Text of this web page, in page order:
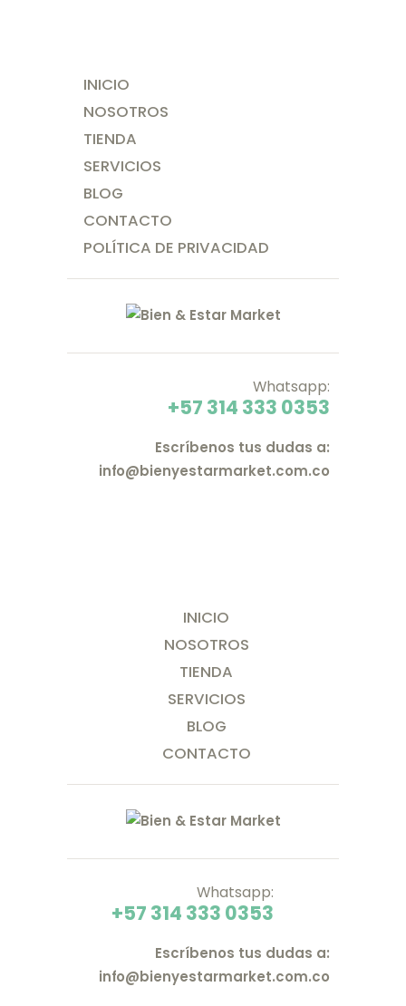
INICIO
NOSOTROS
TIENDA
SERVICIOS
BLOG
CONTACTO
POLÍTICA DE PRIVACIDAD
Whatsapp:
+57 314 333 0353
Escríbenos tus dudas a:
info@bienyestarmarket.com.co
INICIO
NOSOTROS
TIENDA
SERVICIOS
BLOG
CONTACTO
Whatsapp:
+57 314 333 0353
Escríbenos tus dudas a:
info@bienyestarmarket.com.co